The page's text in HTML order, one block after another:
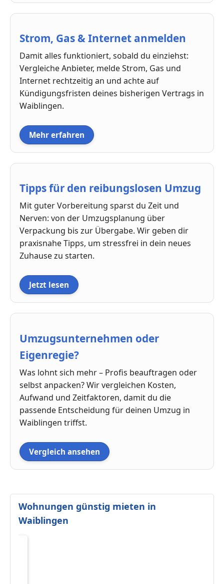
Strom, Gas & Internet anmelden
Damit alles funktioniert, sobald du einziehst:
Vergleiche Anbieter, melde Strom, Gas und
Internet rechtzeitig an und achte auf
Kündigungsfristen deines bisherigen Vertrags in
Waiblingen.
Mehr erfahren
Tipps für den reibungslosen Umzug
Mit guter Vorbereitung sparst du Zeit und
Nerven: von der Umzugsplanung über
Verpackung bis zur Übergabe. Wir geben dir
praxisnahe Tipps, um stressfrei in dein neues
Zuhause zu starten.
Jetzt lesen
Umzugsunternehmen oder
Eigenregie?
Was lohnt sich mehr – Profis beauftragen oder
selbst anpacken? Wir vergleichen Kosten,
Aufwand und Zeitfaktoren, damit du die
passende Entscheidung für deinen Umzug in
Waiblingen triffst.
Vergleich ansehen
Wohnungen günstig mieten in
Waiblingen